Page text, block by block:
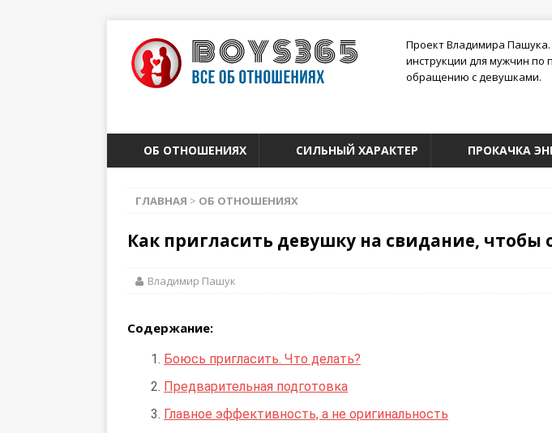
Проект Владимира
инструкции для мужчин по
обращению с девушками.
ОБ ОТНОШЕНИЯХ СИЛЬНЫЙ ХАРАКТЕР ПРОКАЧКА
ГЛАВНАЯ > ОБ ОТНОШЕНИЯХ
Как пригласить девушку на свидание, чтобы
Владимир Пашук
Содержание:
Боюсь пригласить. Что делать?
Предварительная подготовка
Главное эффективность, а не оригинальность